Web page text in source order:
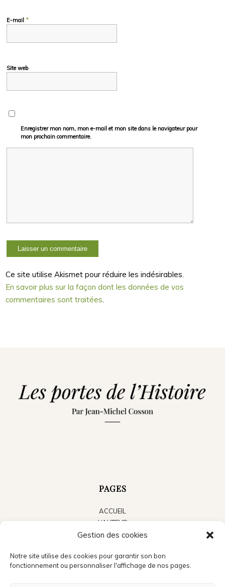
Gestion des cookies
Notre site utilise des cookies pour garantir son bon
fonctionnement ou personnaliser l'affichage de nos pages.
E-mail *
Site web
Enregistrer mon nom, mon e-mail et mon site dans le navigateur pour
mon prochain commentaire.
Ce site utilise Akismet pour réduire les indésirables.
En savoir plus sur la façon dont les données de vos
commentaires sont traitées.
PAGES
ACCUEIL
L’AUTEUR
LES LIVRES
ACTUALITÉS
PRESSE